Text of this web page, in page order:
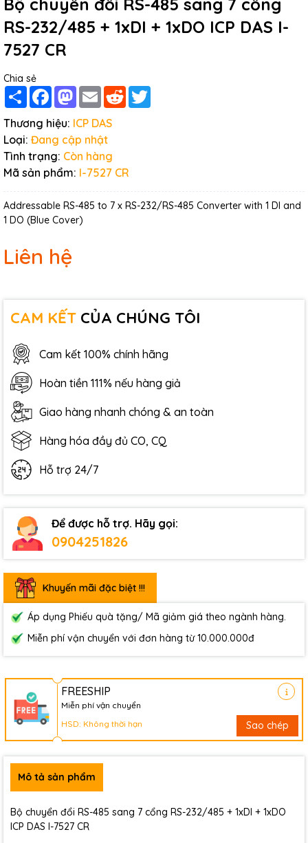
Bộ chuyển đổi RS-485 sang 7 cổng
RS-232/485 + 1xDI + 1xDO ICP DAS I-
7527 CR
Chia sẻ
Share FacebookMastodon
Email Reddit
Thương hiệu: ICP DAS
Loại: Đang cập nhật
Tình trạng: Còn hàng
Mã sản phẩm: I-7527 CR
Addressable RS-485 to 7 x RS-232/RS-485 Converter with 1 DI and
1 DO (Blue Cover)
Liên hệ
CAM KẾT CỦA CHÚNG TÔI
Cam kết 100% chính hãng
Hoàn tiền 111% nếu hàng giả
Giao hàng nhanh chóng & an toàn
Hàng hóa đầy đủ CO, CQ
Hỗ trợ 24/7
Để được hỗ trợ. Hãy gọi:
0904251826
Khuyến mãi đặc biệt !!!
Áp dụng Phiếu quà tặng/ Mã giảm giá theo ngành hàng.
Miễn phí vận chuyển với đơn hàng từ 10.000.000đ
FREESHIP
Miễn phí vận chuyển
HSD: Không thời hạn
Sao chép
Mô tả sản phẩm
Bộ chuyển đổi RS-485 sang 7 cổng RS-232/485 + 1xDI + 1xDO
ICP DAS I-7527 CR